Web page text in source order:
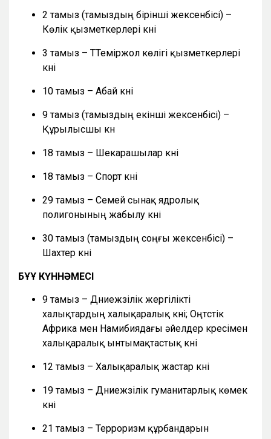
2 тамыз (тамыздың бірінші жексенбісі) –
Көлік қызметкерлері күні
3 тамыз – ТТеміржол көлігі қызметкерлері
күні
10 тамыз – Абай күні
9 тамыз (тамыздың екінші жексенбісі) –
Құрылысшы күн
18 тамыз – Шекарашылар күні
18 тамыз – Спорт күні
29 тамыз – Семей сынақ ядролық
полигонының жабылу күні
30 тамыз (тамыздың соңғы жексенбісі) –
Шахтер күні
БҰҰ КҮННӘМЕСІ
9 тамыз – Дүниежүзілік жергілікті
халықтардың халықаралық күні; Оңтүстік
Африка мен Намибиядағы әйелдер күресімен
халықаралық ынтымақтастық күні
12 тамыз – Халықаралық жастар күні
19 тамыз – Дүниежүзілік гуманитарлық көмек
күні
21 тамыз – Терроризм құрбандарын